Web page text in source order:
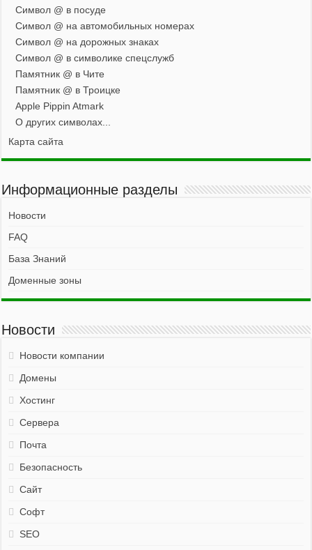
Символ @ в посуде
Символ @ на автомобильных номерах
Символ @ на дорожных знаках
Символ @ в символике спецслужб
Памятник @ в Чите
Памятник @ в Троицке
Apple Pippin Atmark
О других символах...
Карта сайта
Информационные разделы
Новости
FAQ
База Знаний
Доменные зоны
Новости
Новости компании
Домены
Хостинг
Сервера
Почта
Безопасность
Сайт
Софт
SEO